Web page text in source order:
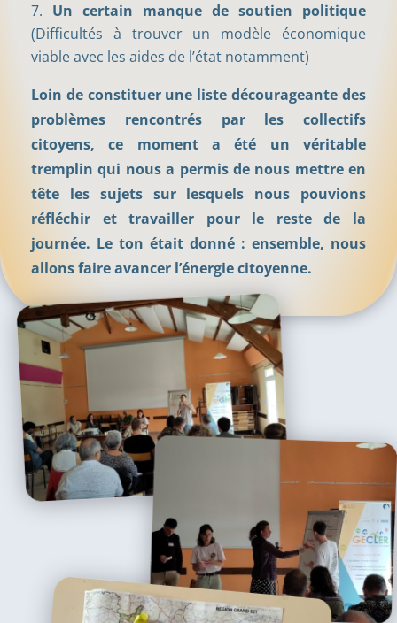
Un certain manque de soutien politique
(Difficultés à trouver un modèle économique
viable avec les aides de l’état notamment)
Loin de constituer une liste décourageante des
problèmes rencontrés par les collectifs
citoyens, ce moment a été un véritable
tremplin qui nous a permis de nous mettre en
tête les sujets sur lesquels nous pouvions
réfléchir et travailler pour le reste de la
journée. Le ton était donné : ensemble, nous
allons faire avancer l’énergie citoyenne.